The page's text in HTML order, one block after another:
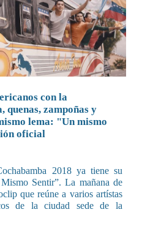
con la
zampoñas y
lema: "Un mismo
oficial
2018 ya tiene su
Sentir”. La mañana de
que reúne a varios artístas
de la ciudad sede de la